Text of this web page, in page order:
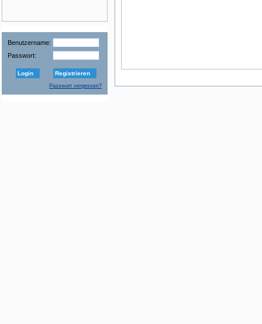
Benutzername:
Passwort:
Login Registrieren
Passwort vergessen?